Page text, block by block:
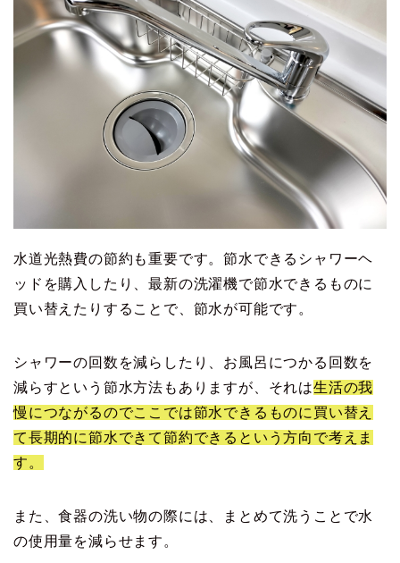
水道光熱費の節約も重要です。節水できるシャワーヘ
ッドを購入したり、最新の洗濯機で節水できるものに
買い替えたりすることで、節水が可能です。
シャワーの回数を減らしたり、お風呂につかる回数を
減らすという節水方法もありますが、それは生活の我
慢につながるのでここでは節水できるものに買い替え
て長期的に節水できて節約できるという方向で考えま
す。
また、食器の洗い物の際には、まとめて洗うことで水
の使用量を減らせます。